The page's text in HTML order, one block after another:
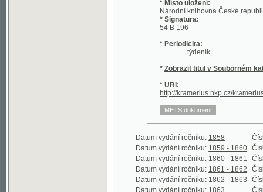
* Periodicita:
týdeník
Datum vydání ročníku:1859 - 1860
Datum vydání ročníku:1862 - 1863
Číslo
Datum vydání ročníku:1863 Číslo
Datum vydání ročníku:1865
Číslo
Datum vydání ročníku:1866 Číslo
Datum vydání ročníku:1867
Číslo
Datum vydání ročníku:1868
Číslo